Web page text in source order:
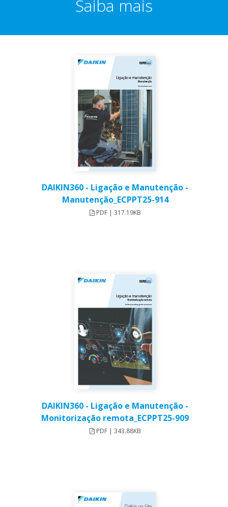
Saiba mais
DAIKIN360 - Ligação e Manutenção -
Manutenção_ECPPT25-914
PDF | 317.19KB
DAIKIN360 - Ligação e Manutenção -
Monitorização remota_ECPPT25-909
PDF | 343.88KB